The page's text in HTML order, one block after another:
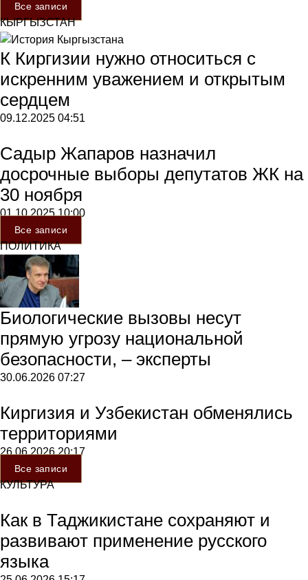
Все записи
КЫРГЫЗСТАН
К Киргизии нужно относиться с
искренним уважением и открытым
сердцем
09.12.2025 04:51
Садыр Жапаров назначил
досрочные выборы депутатов ЖК на
30 ноября
01.10.202510:00
Все записи
ПОЛИТИКА
Биологические вызовы несут
прямую угрозу национальной
безопасности, – эксперты
30.06.2026 07:27
Киргизия и Узбекистан обменялись
территориями
26.06.202620:17
Все записи
КУЛЬТУРА
Как в Таджикистане сохраняют и
развивают применение русского
языка